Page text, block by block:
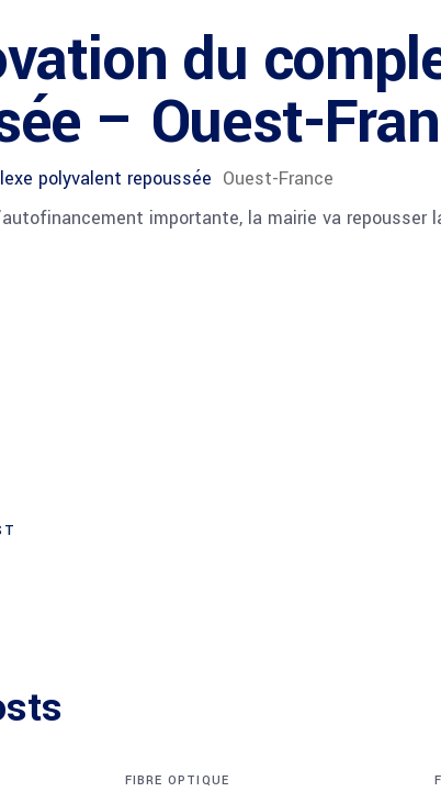
du
– Ouest-
polyvalent repoussée Ouest-France
importante, la mairie va
FIBRE OPTIQUE